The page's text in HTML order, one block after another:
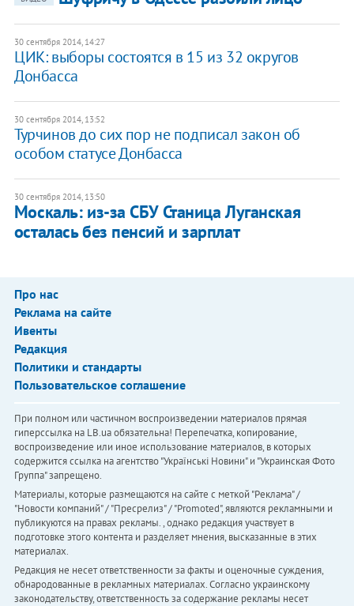
30 сентября 2014, 14:27
ЦИК: выборы состоятся в 15 из 32 округов
Донбасса
30 сентября 2014, 13:52
Турчинов до сих пор не подписал закон об
особом статусе Донбасса
30 сентября 2014, 13:50
Москаль: из-за СБУ Станица Луганская
осталась без пенсий и зарплат
Про нас
Реклама на сайте
Ивенты
Редакция
Политики и стандарты
Пользовательское соглашение
При полном или частичном воспроизведении материалов прямая
гиперссылка на LB.ua обязательна! Перепечатка, копирование,
воспроизведение или иное использование материалов, в которых
содержится ссылка на агентство "Українськi Новини" и "Украинская Фото
Группа" запрещено.
Материалы, которые размещаются на сайте с меткой "Реклама" /
"Новости компаний" / "Пресрелиз" / "Promoted", являются рекламными и
публикуются на правах рекламы. , однако редакция участвует в
подготовке этого контента и разделяет мнения, высказанные в этих
материалах.
Редакция не несет ответственности за факты и оценочные суждения,
обнародованные в рекламных материалах. Согласно украинскому
законодательству, ответственность за содержание рекламы несет